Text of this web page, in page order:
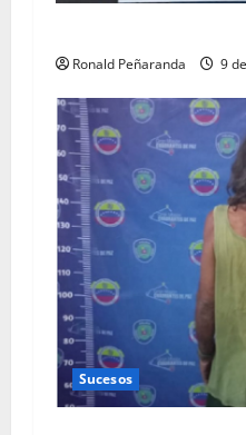
Ronald Peñaranda 9
Sucesos